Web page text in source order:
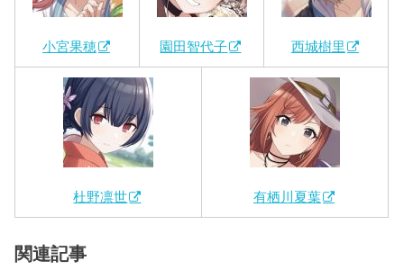
小宮果穂 園田智代子 西城樹里
杜野凛世 有栖川夏葉
関連記事